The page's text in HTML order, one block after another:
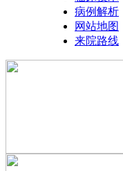
病例解析
网站地图
来院路线